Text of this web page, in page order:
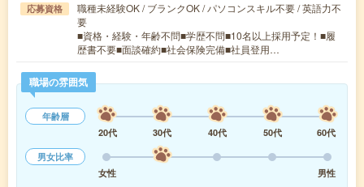
応募資格
職種未経験OK / ブランクOK / パソコンスキル不要 / 英語力不
要
■資格・経験・年齢不問■学歴不問■10名以上採用予定！■履
歴書不要■面談確約■社会保険完備■社員登用…
職場の雰囲気
年齢層
20代
30代 40代 50代
60代
男女比率
女性
男性